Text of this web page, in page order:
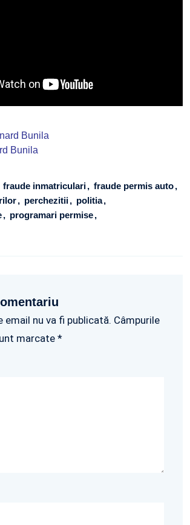
Bunila
Bunila
fraude inmatriculari fraude permis auto
perchezitii politia
programari permise
email nu va fi publicată. Câmpurile
marcate *